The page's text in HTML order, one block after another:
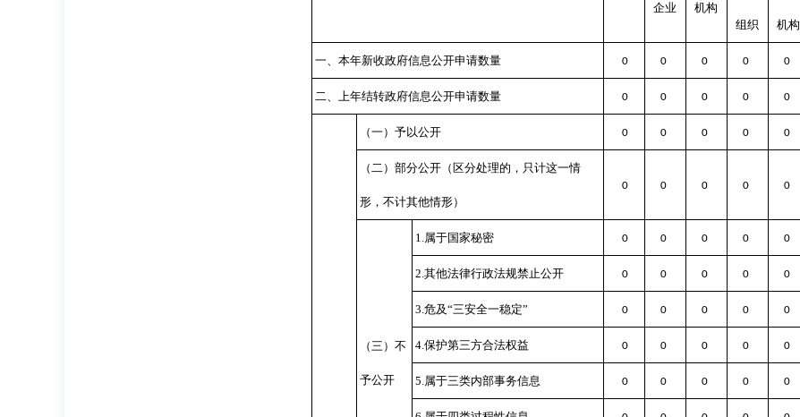
企业 机构
组织 机构
一、本年新收政府信息公开申请数量 0 0 0 0 0
二、上年结转政府信息公开申请数量 0 0 0 0 0
（一）予以公开 0 0 0 0 0
（二）部分公开 （区分处理的，只计这一情
形，不计其他情形）
0 0 0 0 0
（三）不
予公开
1.属于国家秘密 0 0 0 0 0
2.其他法律行政法规禁止公开 0 0 0 0 0
3.危及“三安全一稳定” 0 0 0 0 0
4.保护第三方合法权益 0 0 0 0 0
5.属于三类内部事务信息 0 0 0 0 0